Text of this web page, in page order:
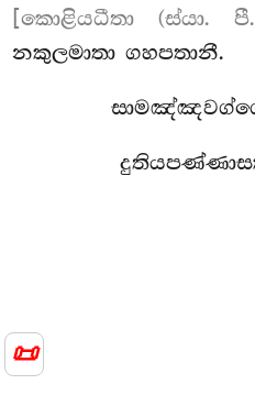
📜
[කොළියධීතා (ස්යා.
නකුලමාතා ගහපතානී.